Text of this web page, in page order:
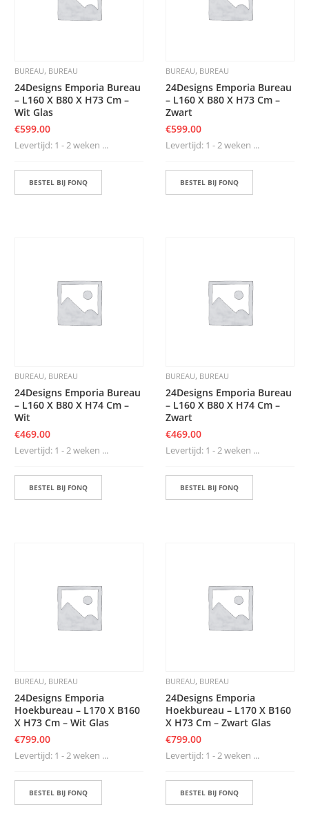
BUREAU, BUREAU
24Designs Emporia Bureau
– L160 X B80 X H73 Cm –
Wit Glas
€599.00
Levertijd: 1 - 2 weken ...
BESTEL BIJ FONQ
BUREAU, BUREAU
24Designs Emporia Bureau
– L160 X B80 X H73 Cm –
Zwart
€599.00
Levertijd: 1 - 2 weken ...
BESTEL BIJ FONQ
BUREAU, BUREAU
24Designs Emporia Bureau
– L160 X B80 X H74 Cm –
Wit
€469.00
Levertijd: 1 - 2 weken ...
BESTEL BIJ FONQ
BUREAU, BUREAU
24Designs Emporia Bureau
– L160 X B80 X H74 Cm –
Zwart
€469.00
Levertijd: 1 - 2 weken ...
BESTEL BIJ FONQ
BUREAU, BUREAU
24Designs Emporia
Hoekbureau – L170 X B160
X H73 Cm – Wit Glas
€799.00
Levertijd: 1 - 2 weken ...
BESTEL BIJ FONQ
BUREAU, BUREAU
24Designs Emporia
Hoekbureau – L170 X B160
X H73 Cm – Zwart Glas
€799.00
Levertijd: 1 - 2 weken ...
BESTEL BIJ FONQ